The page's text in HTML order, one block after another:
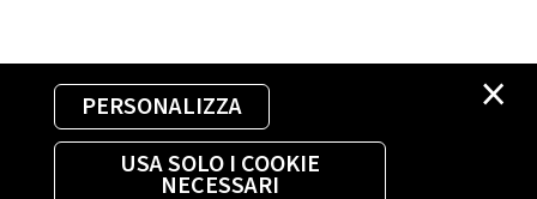
×
PERSONALIZZA
USA SOLO I COOKIE
NECESSARI